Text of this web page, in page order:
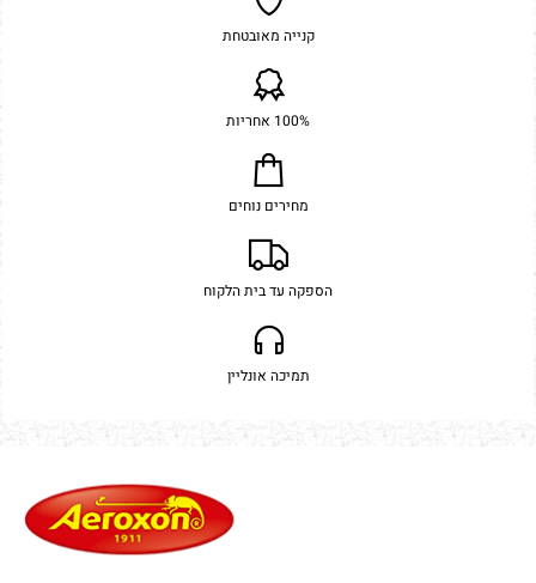
קנייה מאובטחת
100% אחריות
מחירים נוחים
הספקה עד בית הלקוח
תמיכה אונליין